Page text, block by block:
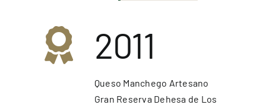
2011
Queso Manchego Artesano
Gran Reserva Dehesa de Los